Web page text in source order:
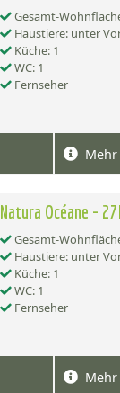
Gesamt-
Haustiere: unter
Küche: 1
WC: 1
Fernseher
Natura Océane -
Gesamt-
Haustiere: unter
Küche: 1
WC: 1
Fernseher